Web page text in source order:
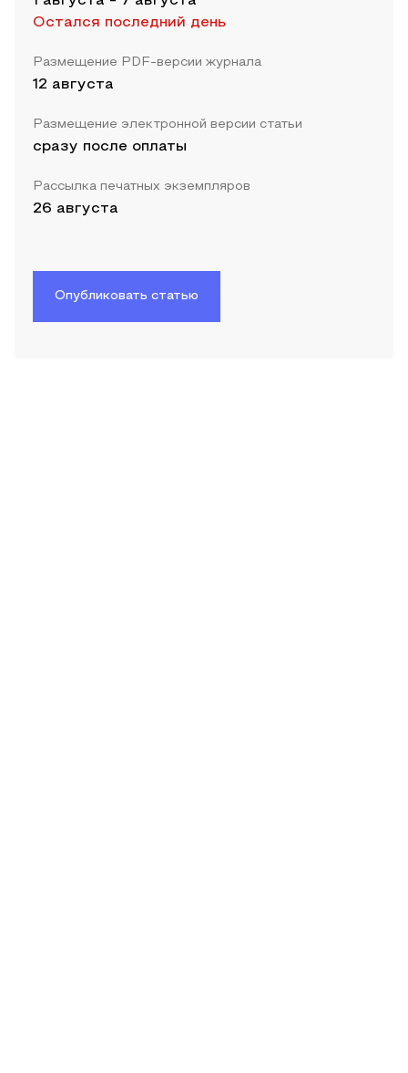
Остался последний день
Размещение PDF-версии журнала
12 августа
Размещение электронной версии статьи
сразу после оплаты
Рассылка печатных экземпляров
26 августа
Опубликовать статью